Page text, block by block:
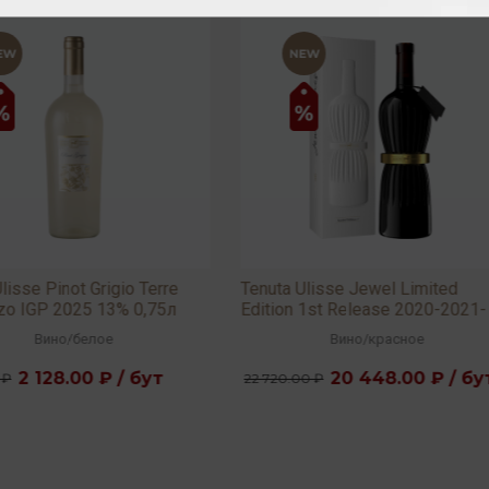
Ulisse Jewel Limited
1st Release 2020-2021-
0,75л
Вино /красное
₽ 20 448.00 ₽ / бут
Tenuta Ulisse 10 Vendemmie
Limited Edition (multi vintage)
13,5% 0,75л
Вино /белое
4 192.00 ₽ 3 776.00 ₽ / бут